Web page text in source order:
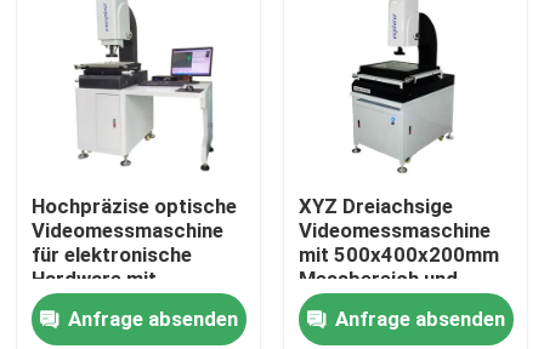
Zu Hause
Hochpräzise optische
Videomessmaschine
für elektronische
Hardware mit
330*230mm Glastisch
Anfrage absenden
XYZ Dreiachsige
Videomessmaschine
mit 500x400x200mm
Messbereich und
RoHS-ISO9001-
Zertifizierung
Anfrage absenden